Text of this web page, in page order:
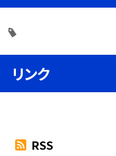
リンク
RSS